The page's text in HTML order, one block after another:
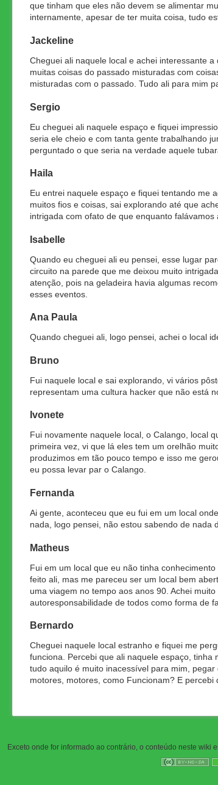
que tinham que eles não devem se alimentar
internamente, apesar de ter muita coisa, tudo
Jackeline
Cheguei ali naquele local e achei interessante
muitas coisas do passado misturadas com
misturadas com o passado. Tudo ali para mim
Sergio
Eu cheguei ali naquele espaço e fiquei
seria ele cheio e com tanta gente trabalhando
perguntado o que seria na verdade aquele
Haila
Eu entrei naquele espaço e fiquei tentando me
muitos fios e coisas, sai explorando até que
intrigada com ofato de que enquanto
Isabelle
Quando eu cheguei ali eu pensei, esse lugar
circuito na parede que me deixou muito
atenção, pois na geladeira havia algumas
esses eventos.
Ana Paula
Quando cheguei ali, logo pensei, achei o local
Bruno
Fui naquele local e sai explorando, vi vários
representam uma cultura hacker que não está
Ivonete
Fui novamente naquele local, o Calango, local
primeira vez, vi que lá eles tem um orelhão
produzimos em tão pouco tempo e isso me
eu possa levar par o Calango.
Fernanda
Ai gente, aconteceu que eu fui em um local
nada, logo pensei, não estou sabendo de nada
Matheus
Fui em um local que eu não tinha
feito ali, mas me pareceu ser um local bem
uma viagem no tempo aos anos 90. Achei
autoresponsabilidade de todos como forma de
Bernardo
Cheguei naquele local estranho e fiquei me
funciona. Percebi que ali naquele espaço,
tudo aquilo é muito inacessível para mim,
motores, motores, como Funcionam? E
Exceto onde for informado ao contrário, o conteúdo neste wiki